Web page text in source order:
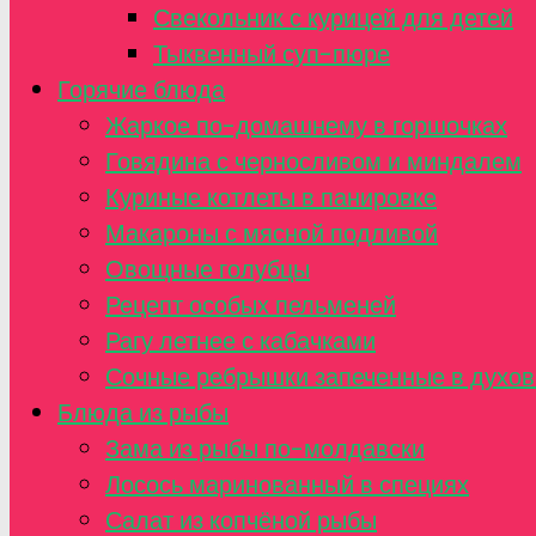
Свекольник с курицей для детей
Тыквенный суп-пюре
Горячие блюда
Жаркое по-домашнему в горшочках
Говядина с черносливом и миндалем
Куриные котлеты в панировке
Макароны с мясной подливой
Овощные голубцы
Рецепт особых пельменей
Рагу летнее с кабачками
Сочные ребрышки запеченные в
Блюда из рыбы
Зама из рыбы по-молдавски
Лосось маринованный в специях
Салат из копчёной рыбы